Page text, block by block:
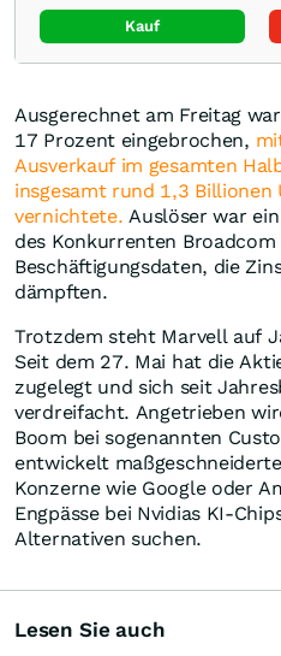
Kauf
Ausgerechnet am Freitag
17 Prozent eingebrochen,
Ausverkauf im gesamten
insgesamt rund 1,3
vernichtete. Auslöser war
des Konkurrenten
Beschäftigungsdaten, die
dämpften.
Trotzdem steht Marvell auf
Seit dem 27. Mai hat die
zugelegt und sich seit
verdreifacht. Angetrieben
Boom bei sogenannten
entwickelt
Konzerne wie Google oder
Engpässe bei Nvidias KI-
Alternativen suchen.
Lesen Sie auch